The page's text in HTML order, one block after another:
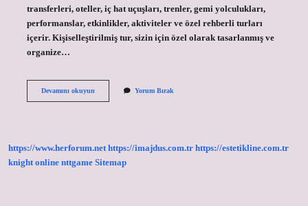
transferleri, oteller, iç hat uçuşları, trenler, gemi yolculukları,
performanslar, etkinlikler, aktiviteler ve özel rehberli turları
içerir. Kişiselleştirilmiş tur, sizin için özel olarak tasarlanmış ve
organize…
Devamını okuyunÖzel
Demek
Yorum Bırak
https://www.herforum.net https://imajdus.com.tr https://estetikline.com.tr
knight online nttgame Sitemap